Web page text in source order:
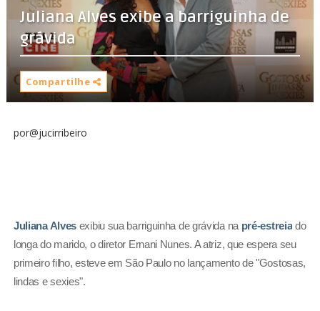
Juliana Alves exibe a barriguinha de
grávida
Compartilhe
por@jucirribeiro
Juliana Alves exibiu sua barriguinha de grávida na pré-estreia do
longa do marido, o diretor Ernani Nunes. A atriz, que espera seu
primeiro filho, esteve em São Paulo no lançamento de "Gostosas,
lindas e sexies".